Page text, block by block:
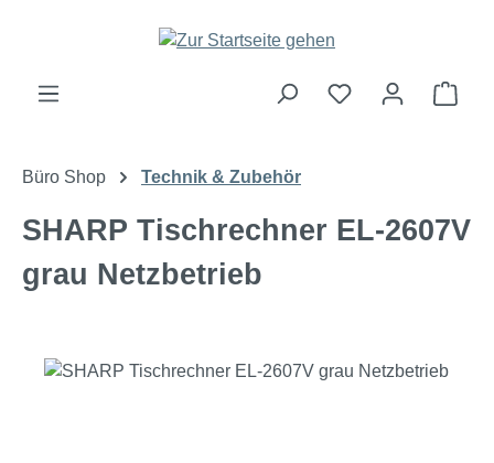
Zum Hauptinhalt springen
Büro Shop Technik & Zubehör
SHARP Tischrechner EL-2607V
grau Netzbetrieb
Bildergalerie überspringen